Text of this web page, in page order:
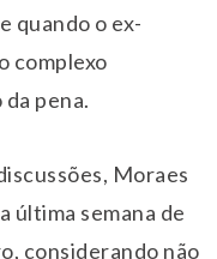
quando o ex-
complexo
pena.
Moraes
última semana de
considerando não